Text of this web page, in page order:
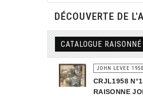
DÉCOUVERTE DE
CATALOGUE
JOHN LEVEE
CRJL1958
RAISONNE